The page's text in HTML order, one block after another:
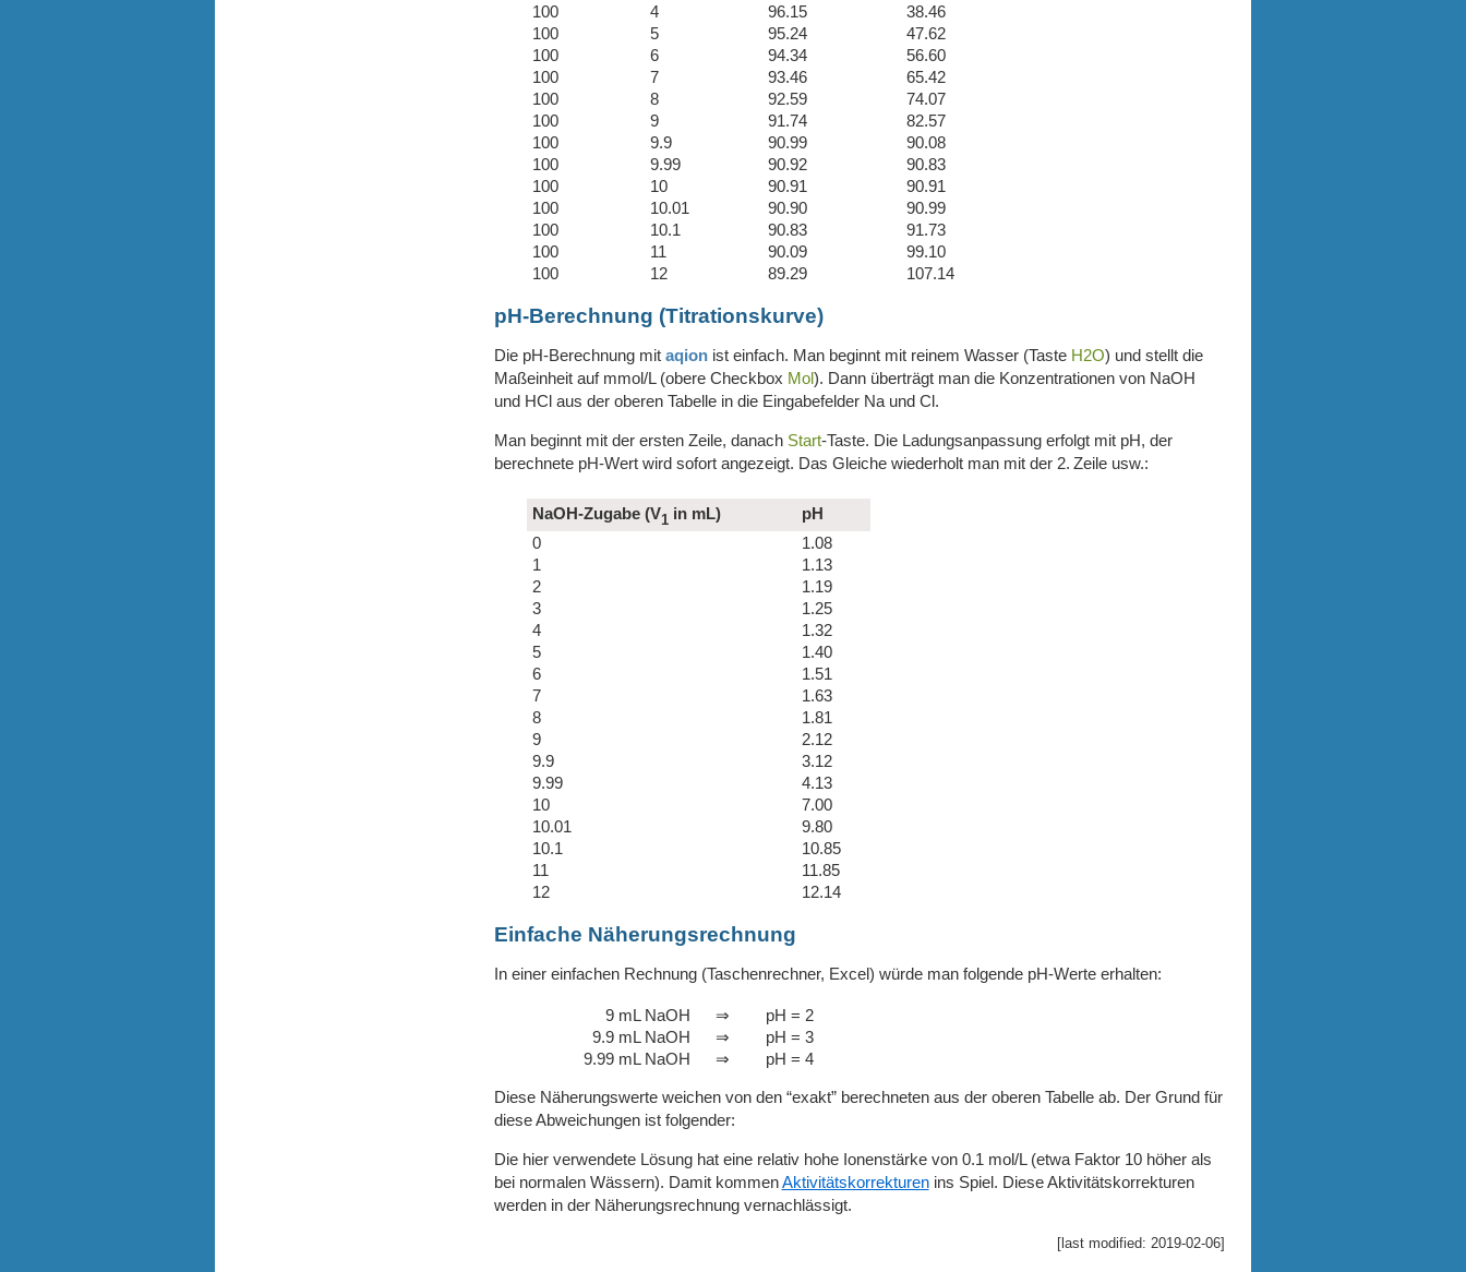
100
4 96.15
38.46
100
5 95.24
47.62
100
6 94.34
56.60
100
7 93.46
65.42
100
8 92.59
74.07
100
9 91.74
82.57
100
9.9 90.99
90.08
100
9.99 90.92
90.83
100
10 90.91
90.91
100
10.01 90.90
90.99
100
10.1 90.83
91.73
100
11 90.09
99.10
100
12 89.29 107.14
pH-Berechnung (Titrationskurve)
Die pH-Berechnung mit aqionist einfach. Man beginnt mit reinem Wasser (Taste H2O) und stellt die
Maßeinheit auf mmol/L (obere Checkbox Mol). Dann überträgt man die Konzentrationen von NaOH
und HCl aus der oberen Tabelle in die Eingabefelder Na und Cl.
Man beginnt mit der ersten Zeile, danach Start-Taste. Die Ladungsanpassung erfolgt mit pH, der
berechnete pH-Wert wird sofort angezeigt. Das Gleiche wiederholt man mit der 2. Zeile usw.:
NaOH-Zugabe (V1 in mL)
pH
0
1.08
1
1.13
2
1.19
3
1.25
4
1.32
5
1.40
6
1.51
7
1.63
8
1.81
9
2.12
9.9
3.12
9.99
4.13
10
7.00
10.01
9.80
10.1
10.85
11
11.85
12
12.14
Einfache Näherungsrechnung
In einer einfachen Rechnung (Taschenrechner, Excel) würde man folgende pH-Werte erhalten:
9 mL NaOH ⇒
pH = 2
9.9 mL NaOH
⇒
pH = 3
9.99 mL NaOH
⇒ pH = 4
Diese Näherungswerte weichen von den “exakt” berechneten aus der oberen Tabelle ab. Der Grund für
diese Abweichungen ist folgender:
Die hier verwendete Lösung hat eine relativ hohe Ionenstärke von 0.1 mol/L (etwa Faktor 10 höher als
bei normalen Wässern). Damit kommenAktivitätskorrekturenins Spiel. Diese Aktivitätskorrekturen
werden in der Näherungsrechnung vernachlässigt.
[last modified: 2019-02-06]